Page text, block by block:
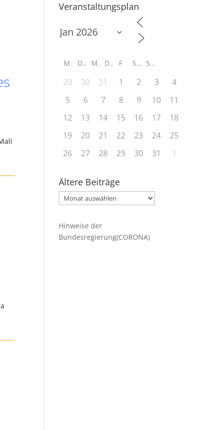
Veranstaltungsplan
M D M D F S S
29 30 31 1 2 3
4
5
6 7 8 9 10
11
12
13 14 15 16 17
18
19
20 21 22 23 24
25
26
27 28 29 30 31 1
Ältere Beiträge
Ältere
Beiträge
Hinweise der
Bundesregierung(CORONA)